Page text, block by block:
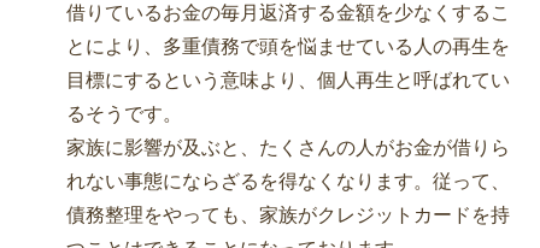
借りているお金の毎月返済する金額を少なくするこ
とにより、多重債務で頭を悩ませている人の再生を
目標にするという意味より、個人再生と呼ばれてい
るそうです。
家族に影響が及ぶと、たくさんの人がお金が借りら
れない事態にならざるを得なくなります。従って、
債務整理をやっても、家族がクレジットカードを持